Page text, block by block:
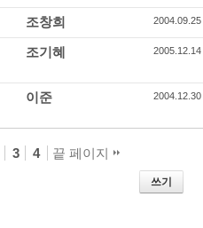
조창희 2004.09.25
조기혜 2005.12.14
이준 2004.12.30
3 4 끝 페이지
쓰기